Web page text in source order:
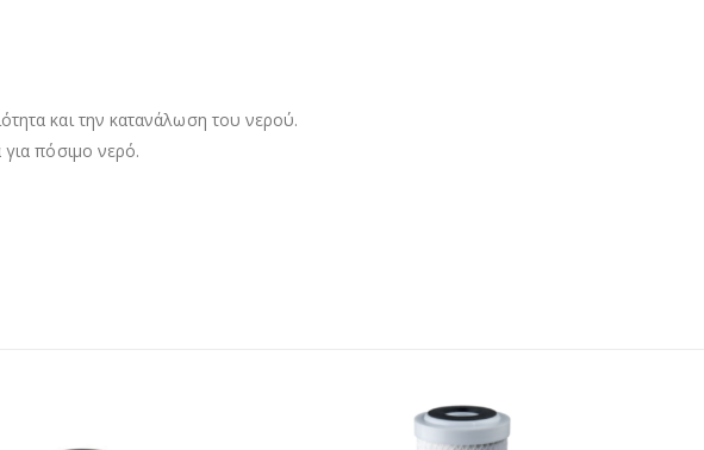
και την κατανάλωση του νερού.
πόσιμο νερό.